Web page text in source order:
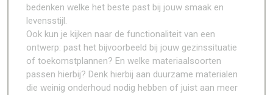
bedenken welke het beste past bij jouw smaak en
levensstijl.
Ook kun je kijken naar de functionaliteit van een
ontwerp: past het bijvoorbeeld bij jouw gezinssituatie
of toekomstplannen? En welke materiaalsoorten
passen hierbij? Denk hierbij aan duurzame materialen
die weinig onderhoud nodig hebben of juist aan meer